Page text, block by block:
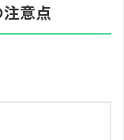
意点